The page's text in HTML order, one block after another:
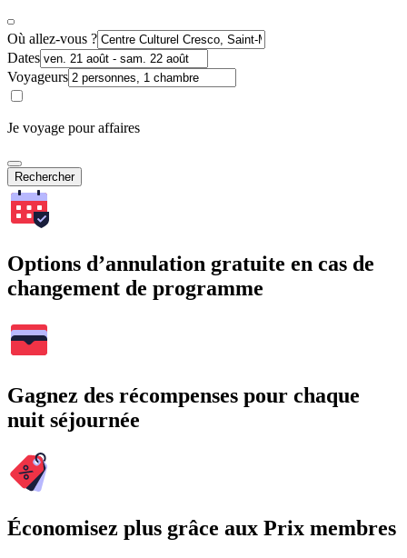
Où allez-vous ?
Dates
Voyageurs
Je voyage pour affaires
Rechercher
Options d’annulation gratuite en cas de
changement de programme
Gagnez des récompenses pour chaque
nuit séjournée
Économisez plus grâce aux Prix membres